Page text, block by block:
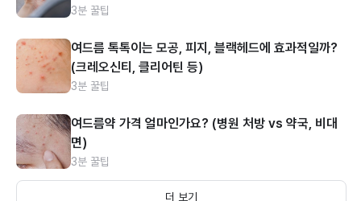
3분 꿀팁
여드름 톡톡이는 모공, 피지, 블랙헤드에 효과적일까?
(크레오신티, 클리어틴 등)
3분 꿀팁
여드름약 가격 얼마인가요? (병원 처방 vs 약국, 비대
면)
3분 꿀팁
더 보기